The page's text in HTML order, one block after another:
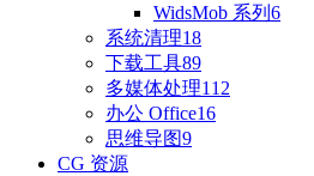
WidsMob 系列 6
系统清理18
下载工具89
多媒体处理112
办公 Office16
思维导图9
CG 资源